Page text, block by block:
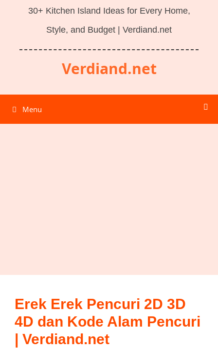
30+ Kitchen Island Ideas for Every Home,
Style, and Budget | Verdiand.net
Verdiand.net
Menu
Erek Erek Pencuri 2D 3D
4D dan Kode Alam Pencuri
| Verdiand.net